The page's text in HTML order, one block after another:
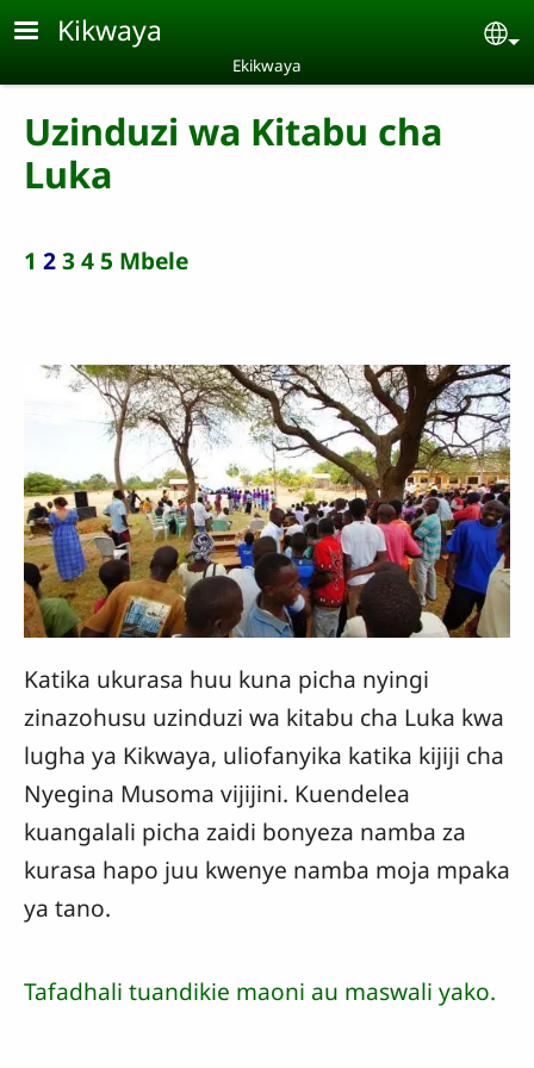
Skip to main content
Kikwaya
Ekikwaya
Uzinduzi wa Kitabu cha
Luka
1 234 5 Mbele
Katika ukurasa huu kuna picha nyingi
zinazohusu uzinduzi wa kitabu cha Luka kwa
lugha ya Kikwaya, uliofanyika katika kijiji cha
Nyegina Musoma vijijini. Kuendelea
kuangalali picha zaidi bonyeza namba za
kurasa hapo juu kwenye namba moja mpaka
ya tano.
Tafadhali tuandikie maoni au maswali yako.